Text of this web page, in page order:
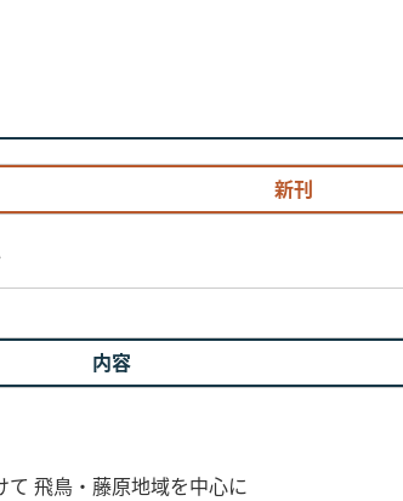
新刊
内容
飛鳥・藤原地域を中心に